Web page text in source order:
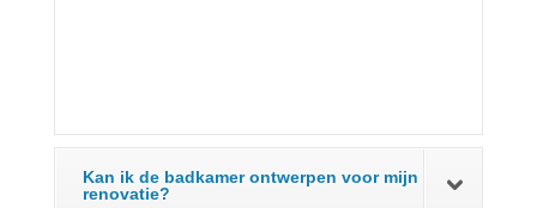
Kan ik de badkamer ontwerpen voor mijn
renovatie?